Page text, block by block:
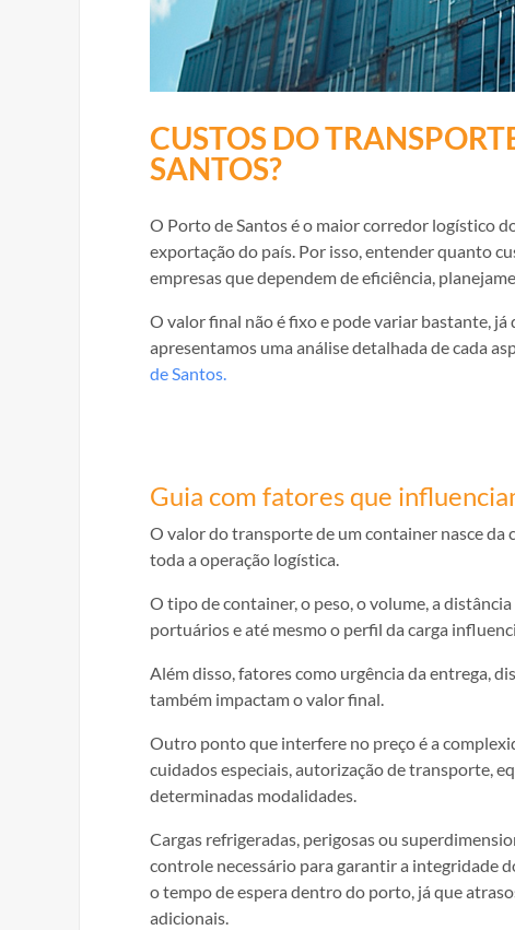
CUSTOS DO
SANTOS?
O Porto de Santos é o maior corredor logístico
exportação do país. Por isso, entender quanto
empresas que dependem de eficiência,
O valor final não é fixo e pode variar bastante,
apresentamos uma análise detalhada de cada
de Santos.
Guia com fatores que
O valor do transporte de um container nasce
toda a operação logística.
O tipo de container, o peso, o volume, a
portuários e até mesmo o perfil da carga
Além disso, fatores como urgência da entrega,
também impactam o valor final.
Outro ponto que interfere no preço é a
cuidados especiais, autorização de transporte,
determinadas modalidades.
Cargas refrigeradas, perigosas ou
controle necessário para garantir a integridade
o tempo de espera dentro do porto, já que
adicionais.